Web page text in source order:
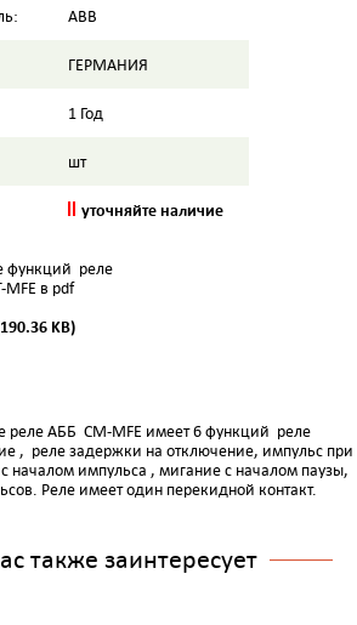
ABB
ГЕРМАНИЯ
1 Год
шт
уточняйте наличие
функций реле
MFE в pdf
KB)
реле АББ CM-MFE имеет 6 функций реле
, реле задержки на отключение, импульс при
началом импульса , мигание с началом паузы,
Реле имеет один перекидной контакт.
также заинтересует